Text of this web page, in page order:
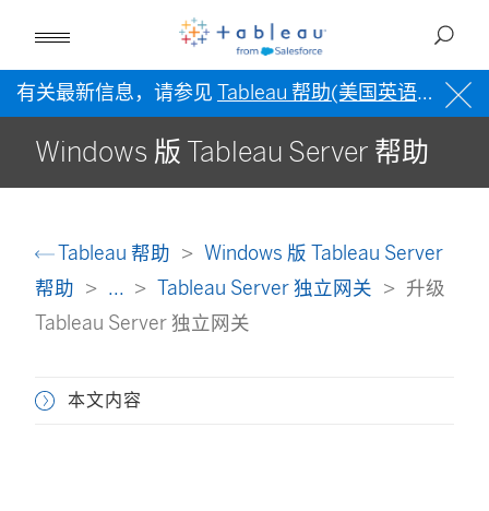
有关最新信息，请参见 Tableau 帮助(美国英语) 。
Windows 版 Tableau Server 帮助
Tableau 帮助
Windows 版 Tableau Server
帮助
... Tableau Server 独立网关
升级
Tableau Server 独立网关
本文内容